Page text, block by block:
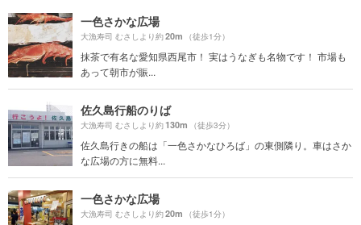
一色さかな広場
大漁寿司 むさしより約20m （徒歩1分）
抹茶で有名な愛知県西尾市！ 実はうなぎも名物です！ 市場も
あって朝市が賑...
佐久島行船のりば
大漁寿司 むさしより約130m （徒歩3分）
佐久島行きの船は「一色さかなひろば」の東側隣り。車はさか
な広場の方に無料...
一色さかな広場
大漁寿司 むさしより約20m （徒歩1分）